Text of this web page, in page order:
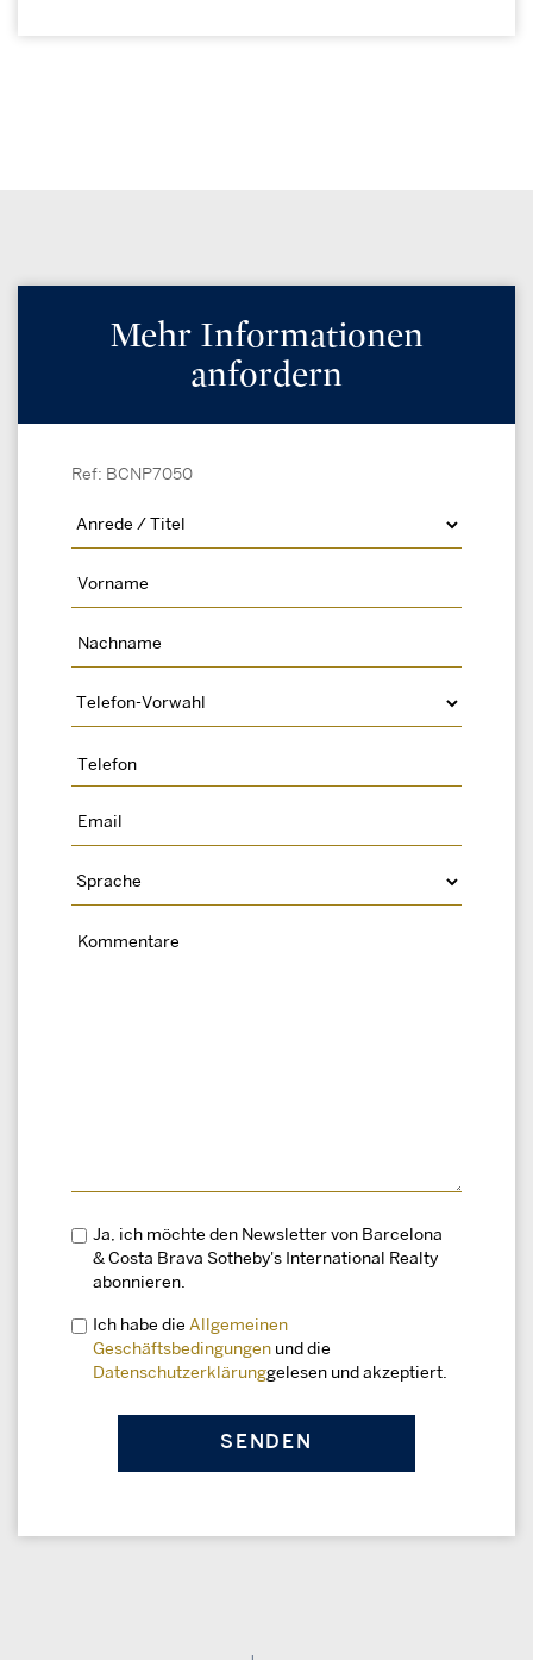
Mehr Informationen
anfordern
Ref: BCNP7050
Ja, ich möchte den Newsletter von Barcelona
& Costa Brava Sotheby's International Realty
abonnieren.
Ich habe die Allgemeinen
Geschäftsbedingungen und die
Datenschutzerklärunggelesen und akzeptiert.